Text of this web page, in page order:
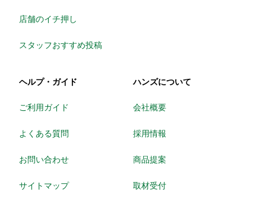
店舗のイチ押し
スタッフおすすめ投稿
ヘルプ・ガイド
ご利用ガイド
よくある質問
お問い合わせ
サイトマップ
ハンズについて
会社概要
採用情報
商品提案
取材受付